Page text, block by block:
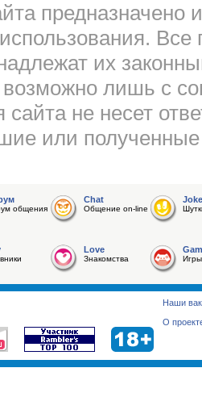
предназначено
их
лишь с
не несет
или
общения
Chat
Общение on-line
Joke
Love
Знакомства Игры
Наши
О